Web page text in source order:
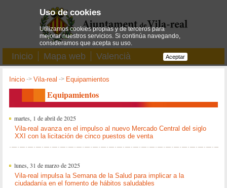
Inicio Mapa web Valencià
Inicio ->Vila-real -> Equipamientos
Equipamientos
martes, 1 de abril de 2025
Vila-real avanza en el impulso al nuevo Mercado Central del siglo
XXI con la licitación de cinco puestos de venta
lunes, 31 de marzo de 2025
Vila-real impulsa la Semana de la Salud para implicar a la
ciudadanía en el fomento de hábitos saludables
Uso de cookies
Utilizamos cookies propias y de terceros para
mejorar nuestros servicios. Si continúa navegando,
consideramos que acepta su uso.
Aceptar